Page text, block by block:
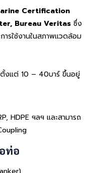
Certification
Bureau Veritas ซึ่ง
ารใช้งานในสภาพแวดล้อม
งแต่ 10 – 40บาร์ ขึ้นอยู่
HDPE ฯลฯ และสามารถ
ท่อ